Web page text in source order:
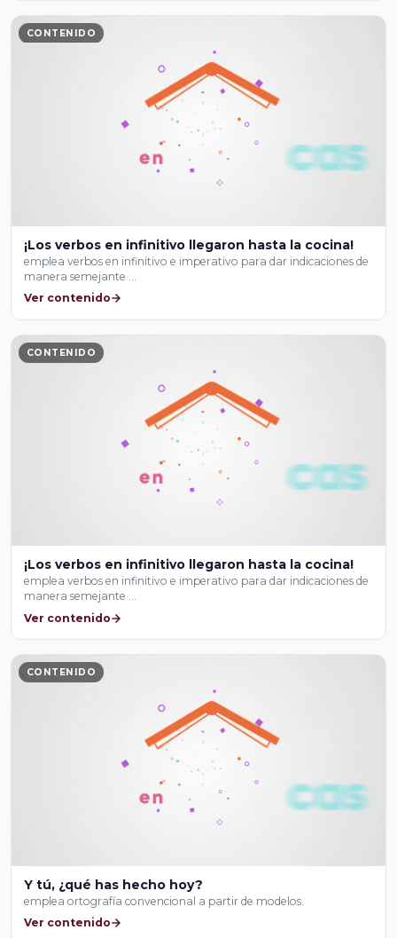
CONTENIDO
¡Los verbos en infinitivo llegaron hasta la cocina!
emplea verbos en infinitivo e imperativo para dar indicaciones de
manera semejante …
Ver contenido
CONTENIDO
¡Los verbos en infinitivo llegaron hasta la cocina!
emplea verbos en infinitivo e imperativo para dar indicaciones de
manera semejante …
Ver contenido
CONTENIDO
Y tú, ¿qué has hecho hoy?
emplea ortografía convencional a partir de modelos.
Ver contenido